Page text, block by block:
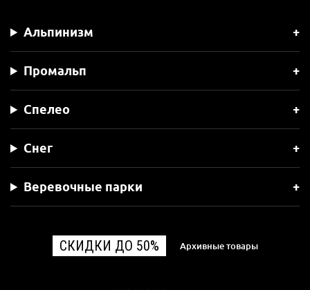
Альпинизм
Промальп
Спелео
Снег
Веревочные парки
СКИДКИ ДО 50% Архивные товары